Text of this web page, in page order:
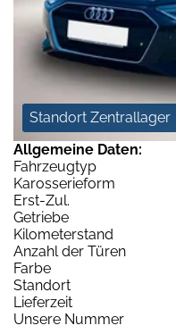
Standort Zentrallager
Allgemeine Daten:
Fahrzeugtyp
Karosserieform
Erst-Zul.
Getriebe
Kilometerstand
Anzahl der Türen
Farbe
Standort
Lieferzeit
Unsere Nummer